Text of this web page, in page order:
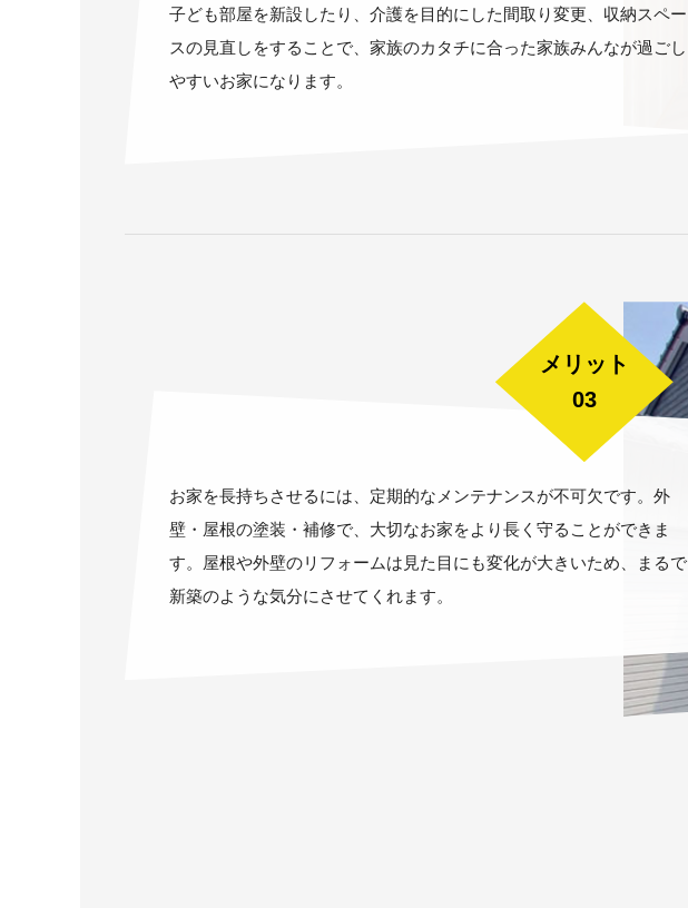
子ども部屋を新設したり、介護を目的にした間取り変更、収納スペー
スの見直しをすることで、家族のカタチに合った家族みんなが過ごし
やすいお家になります。
メリット
03
お家を長持ちさせるには、定期的なメンテナンスが不可欠です。外
壁・屋根の塗装・補修で、大切なお家をより長く守ることができま
す。屋根や外壁のリフォームは見た目にも変化が大きいため、まるで
新築のような気分にさせてくれます。